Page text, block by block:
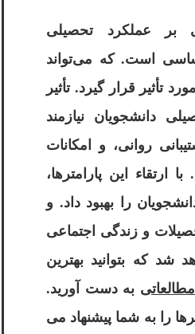
بر عملکرد تحصیلی
است. که می‌تواند
تأثیر قرار گیرد. تأثیر
دانشجویان نیازمند
روانی، و امکانات
ارتقاء این پارامترها،
را بهبود داد. و
و زندگی اجتماعی
که بتوانید بهترین
به دست آورید.
را به شما پیشنهاد می